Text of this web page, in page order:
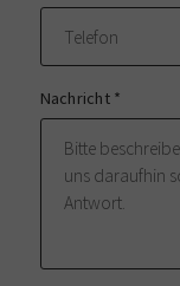
Nachricht *